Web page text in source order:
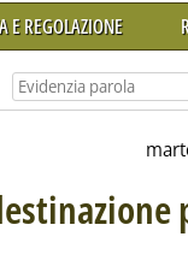
E REGOLAZIONE